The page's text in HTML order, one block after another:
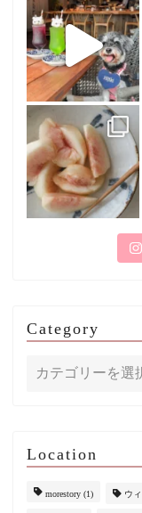
Category
Location
morestory (1) ウ